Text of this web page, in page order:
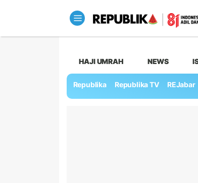
HAJI UMRAH NEWS
Republika Republika TV REJabar